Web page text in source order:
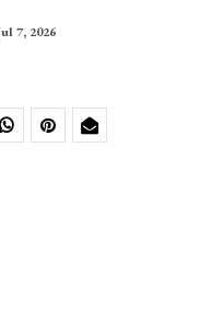
7, 2026